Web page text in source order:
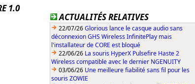
1.0
ACTUALITÉS RELATIVES
22/07/26Glorious lance le casque audio sans
déconnexion GHS Wireless InfinitePlay mais
l'installateur de CORE est bloqué
22/06/26 La souris HyperX Pulsefire Haste 2
Wireless compatible avec le dernier NGENUITY
03/06/26 Une meilleure fiabilité sans fil pour les
souris ZOWIE